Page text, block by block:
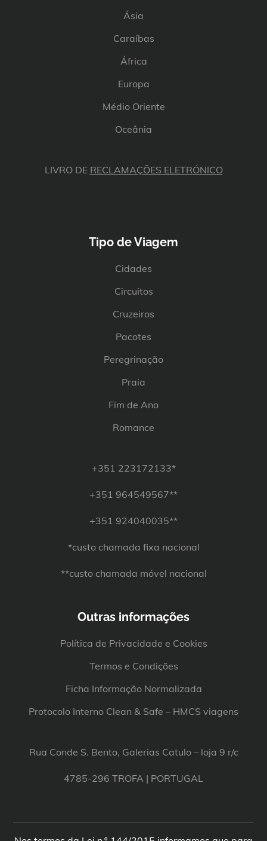
Ásia
Caraíbas
África
Europa
Médio Oriente
Oceânia
LIVRO DE RECLAMAÇÕES ELETRÓNICO
Tipo de Viagem
Cidades
Circuitos
Cruzeiros
Pacotes
Peregrinação
Praia
Fim de Ano
Romance
+351 223172133*
+351 964549567**
+351 924040035**
*custo chamada fixa nacional
**custo chamada móvel nacional
Outras informações
Política de Privacidade e Cookies
Termos e Condições
Ficha Informação Normalizada
Protocolo Interno Clean & Safe – HMCS viagens
Rua Conde S. Bento, Galerias Catulo – loja 9 r/c
4785-296 TROFA | PORTUGAL